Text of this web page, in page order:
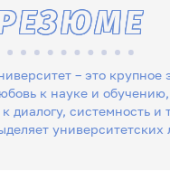
– это крупное
к науке и
университетских